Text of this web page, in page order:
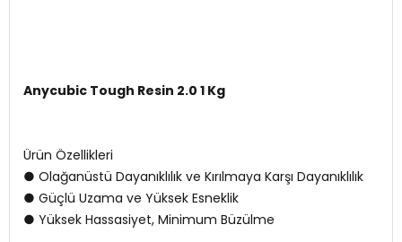
Anycubic Tough Resin 2.0 1 Kg
Ürün Özellikleri
● Olağanüstü Dayanıklılık ve Kırılmaya Karşı Dayanıklılık
● Güçlü Uzama ve Yüksek Esneklik
● Yüksek Hassasiyet, Minimum Büzülme